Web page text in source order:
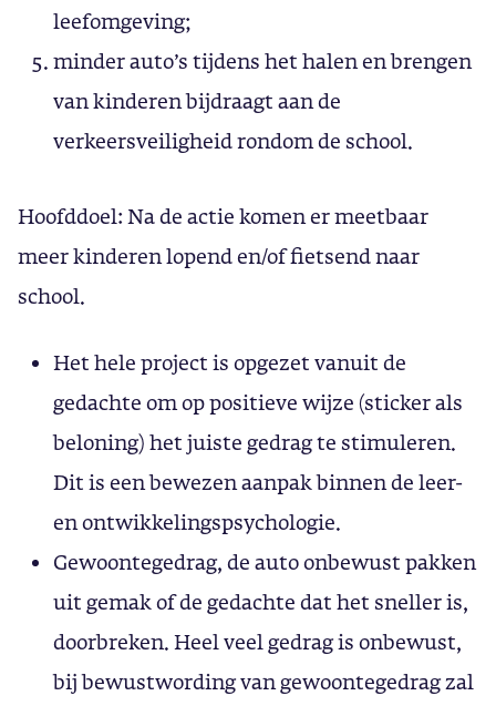
leefomgeving;
minder auto’s tijdens het halen en brengen
van kinderen bijdraagt aan de
verkeersveiligheid rondom de school.
Hoofddoel: Na de actie komen er meetbaar
meer kinderen lopend en/of fietsend naar
school.
Het hele project is opgezet vanuit de
gedachte om op positieve wijze (sticker als
beloning) het juiste gedrag te stimuleren.
Dit is een bewezen aanpak binnen de leer-
en ontwikkelingspsychologie.
Gewoontegedrag, de auto onbewust pakken
uit gemak of de gedachte dat het sneller is,
doorbreken. Heel veel gedrag is onbewust,
bij bewustwording van gewoontegedrag zal